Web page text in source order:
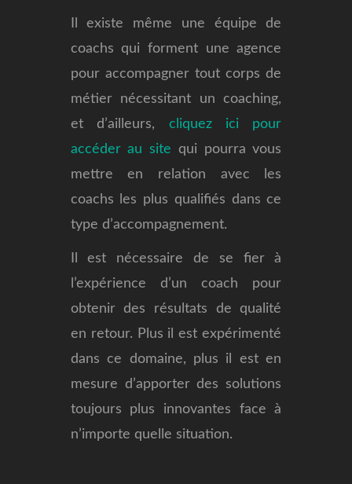
Il existe même une équipe de
coachs qui forment une agence
pour accompagner tout corps de
métier nécessitant un coaching,
et d’ailleurs, cliquez ici pour
accéder au site qui pourra vous
mettre en relation avec les
coachs les plus qualifiés dans ce
type d’accompagnement.
Il est nécessaire de se fier à
l’expérience d’un coach pour
obtenir des résultats de qualité
en retour. Plus il est expérimenté
dans ce domaine, plus il est en
mesure d’apporter des solutions
toujours plus innovantes face à
n’importe quelle situation.